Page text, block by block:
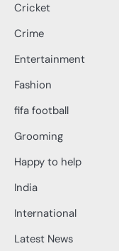
Cricket
Crime
Entertainment
Fashion
fifa football
Grooming
Happy to help
India
International
Latest News